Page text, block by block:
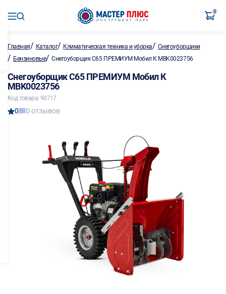
0
Главная/ Каталог/ Климатическая техника и уборка/ Снегоуборщики
/ Бензиновые/Снегоуборщик С65 ПРЕМИУМ Мобил К MBK0023756
Снегоуборщик С65 ПРЕМИУМ Мобил К
MBK0023756
Код товара: 90717
0 0 отзывов